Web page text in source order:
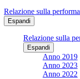
Relazione sulla
Espandi
Relazione sulla
Espandi
Anno 2019
Anno 2023
Anno 2022